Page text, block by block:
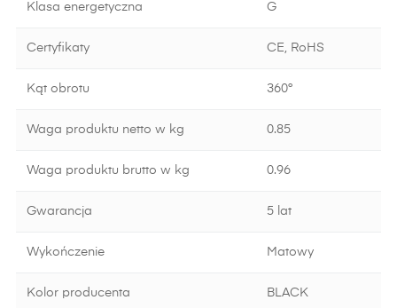
Klasa energetyczna G
Certyfikaty CE, RoHS
Kąt obrotu 360°
Waga produktu netto w kg 0.85
Waga produktu brutto w kg 0.96
Gwarancja 5 lat
Wykończenie Matowy
Kolor producenta BLACK